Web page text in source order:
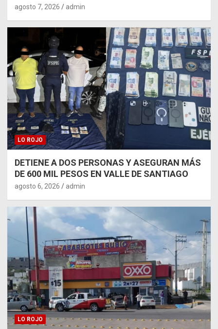
agosto 7, 2026 admin
LO ROJO
DETIENE A DOS PERSONAS Y ASEGURAN MÁS
DE 600 MIL PESOS EN VALLE DE SANTIAGO
agosto 6, 2026 admin
LO ROJO